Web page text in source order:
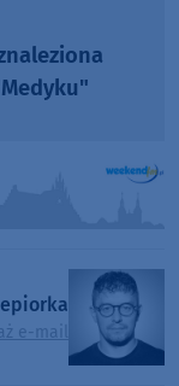
e-mail